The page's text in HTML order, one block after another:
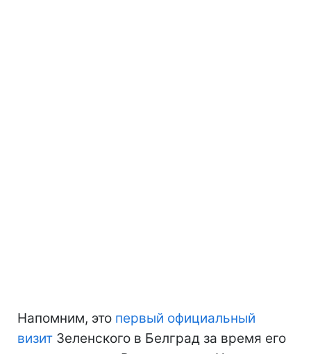
Напомним, это первый официальный
визит Зеленского в Белград за время его